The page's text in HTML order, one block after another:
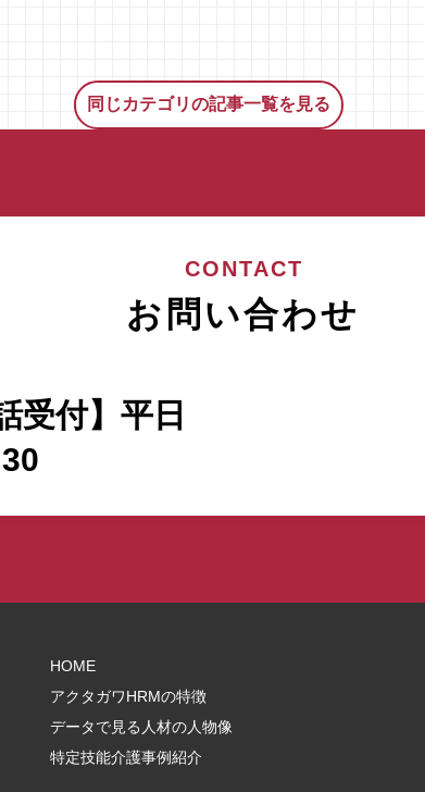
同じカテゴリの記事一覧を見る
CONTACT
お問い合わせ
受付】平日
HOME
アクタガワHRMの特徴
データで見る人材の人物像
特定技能介護事例紹介